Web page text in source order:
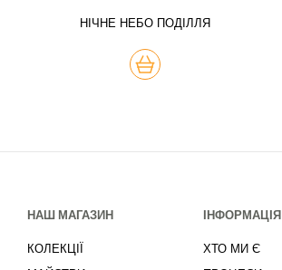
НІЧНЕ НЕБО ПОДІЛЛЯ
КУПИТЬ
НАШ МАГАЗИН
КОЛЕКЦІЇ
ІНФОРМАЦІЯ
ХТО МИ Є